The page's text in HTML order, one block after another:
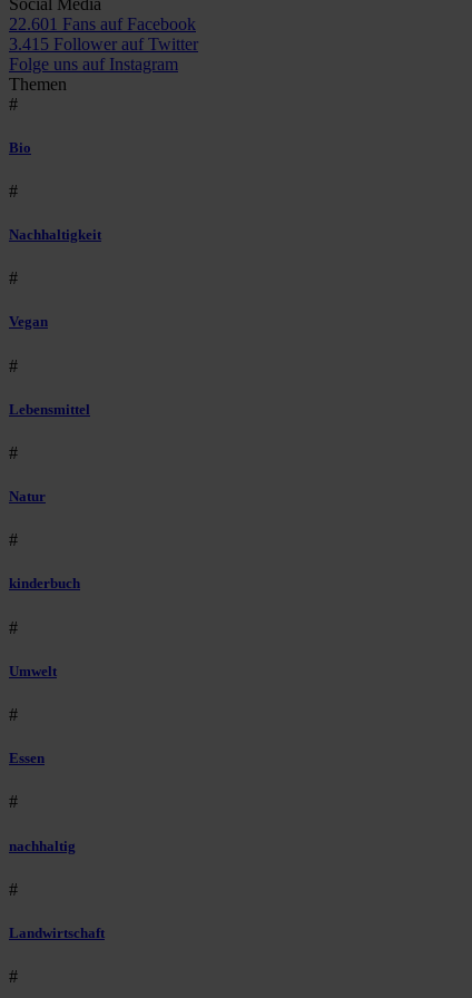
22.601 Fans auf Facebook
3.415 Follower auf Twitter
Folge uns auf Instagram
Themen
#
Bio
#
Nachhaltigkeit
#
Vegan
#
Lebensmittel
#
Natur
#
kinderbuch
#
Umwelt
#
Essen
#
nachhaltig
#
Landwirtschaft
#